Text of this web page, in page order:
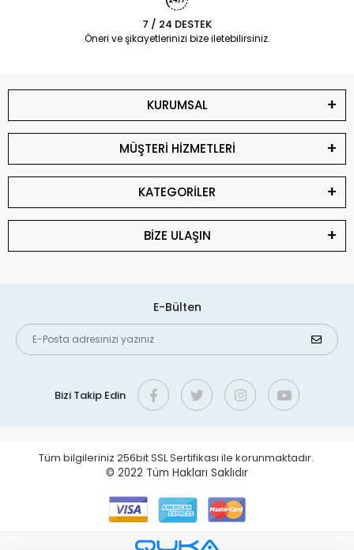
7 / 24 DESTEK
Öneri ve şikayetlerinizi bize iletebilirsiniz.
KURUMSAL
MÜŞTERİ HİZMETLERİ
KATEGORİLER
BİZE ULAŞIN
E-Bülten
Bizi Takip Edin
Tüm bilgileriniz 256bit SSL Sertifikası ile korunmaktadır.
© 2022 Tüm Hakları Saklıdır